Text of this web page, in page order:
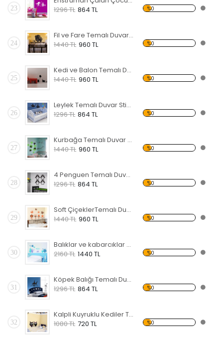
23
1296 TL 864 TL %0
24
Fil ve Fare Temalı Duvar Sticker
1440 TL 960 TL %0
25
Kedi ve Balon Temalı Duvar Sticker
1440 TL 960 TL %0
26
Leylek Temalı Duvar Sticker
1296 TL 864 TL %0
27
Kurbağa Temalı Duvar Sticker
1440 TL 960 TL %0
28
4 Penguen Temalı Duvar Sticker
1296 TL 864 TL %0
29
Soft ÇiçeklerTemalı Duvar Sticker
1440 TL 960 TL %0
30
Balıklar ve kabarcıklar Temalı Duvar Sticker
2160 TL 1440 TL %0
31
Köpek Balığı Temalı Duvar Sticker
1296 TL 864 TL %0
32
Kalpli Kuyruklu Kediler Temalı Duvar Sticker
1080 TL 720 TL %0